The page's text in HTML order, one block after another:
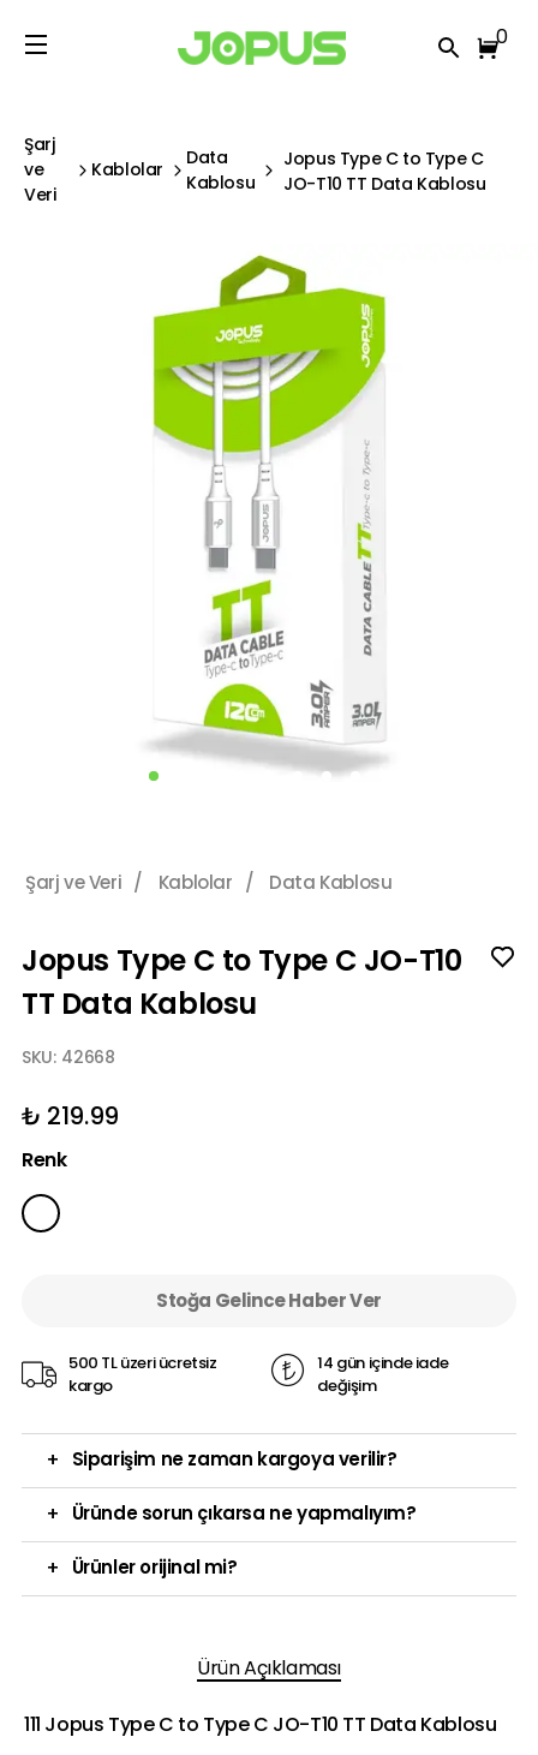
0
Şarj
ve
Veri
Kablolar
Data
Kablosu
Jopus Type C to Type C
JO-T10 TT Data Kablosu
Şarj ve Veri / Kablolar / Data Kablosu
Jopus Type C to Type C JO-T10
TT Data Kablosu
SKU: 42668
₺ 219.99
Renk
Stoğa Gelince Haber Ver
500 TL üzeri ücretsiz
kargo
14 gün içinde iade
değişim
+ Siparişim ne zaman kargoya verilir?
+ Üründe sorun çıkarsa ne yapmalıyım?
+ Ürünler orijinal mi?
Ürün Açıklaması
111 Jopus Type C to Type C JO-T10 TT Data Kablosu